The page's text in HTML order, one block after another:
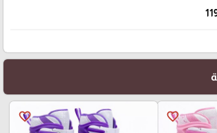
favorite_border
favorite_border